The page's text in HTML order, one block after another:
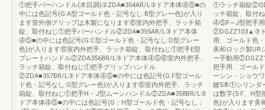
①把手バーハンドル(木目調)②ZDA■354AR/L③ドア本体④⑤■の
中には色記号(G:A型ゴールド色・記号なし:B型グレー色)が入り
ます室外側グリップは木製になります⑥室内外把手、ラッチ箱
錠、取付ねじ①把手バーハンドル②ZDA■355AR/L③ドア本体
④⑤■の中には色記号(G:C型ゴールド色・記号なし:D型グレー
色)が入ります⑥室内外把手、ラッチ箱錠、取付ねじ①把手E型
プレートハンドル②ZDA356BR/L③ドア本体④⑤⑥室内外把手、
ラッチ箱錠、取付ねじ①把手グリップハンドル
②ZDA■357BR/L③ドア本体④⑤■の中には色記号(G:F型ゴール
ド色・記号なし:G型グレー色)が入ります⑥室内外把手、ラッチ
箱錠、取付ねじ①把手H・J型ムーンハンドル②ZDA■358BR/L③
ドア本体④⑤■の中には色記号(G：H型ゴールド色・記号なし：
①ラッチ箱錠
ッチ箱錠、取付
④⑤F∼J型把手用
②DGZZ103▲③
用、ゴールド色
美和ロック製UR
ー手動用
把手用、ゴール
ーシン・ショウ
鍵5本①シリン
は数字(5:F、H型
色)が入ります美